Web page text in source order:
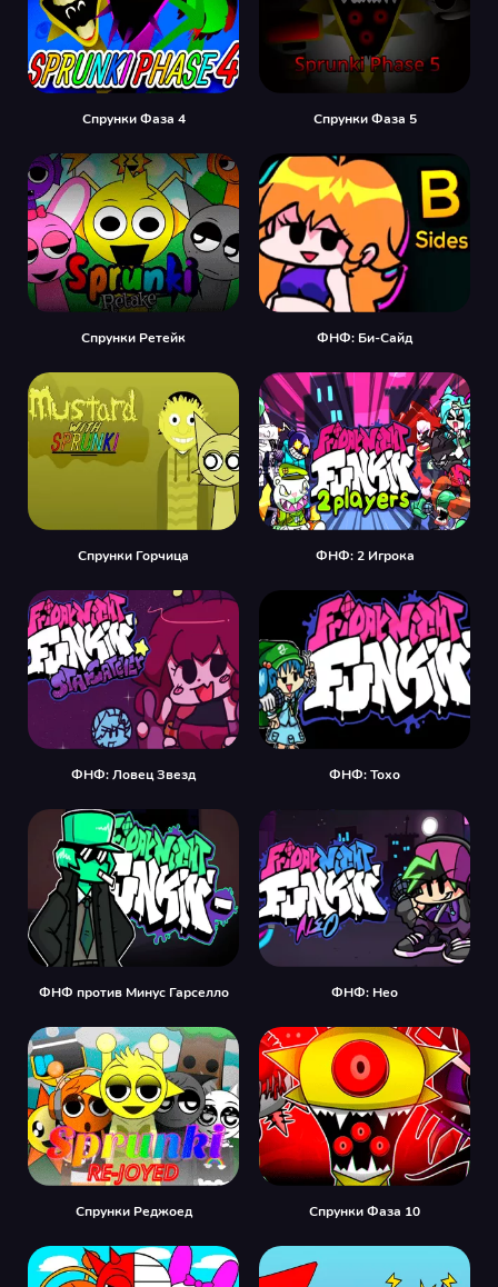
Спрунки Фаза 4 Спрунки Фаза 5
Спрунки Ретейк ФНФ: Би-Сайд
Спрунки Горчица ФНФ: 2 Игрока
ФНФ: Ловец Звезд ФНФ: Тохо
ФНФ против Минус Гарселло ФНФ: Нео
Спрунки Реджоед Спрунки Фаза 10